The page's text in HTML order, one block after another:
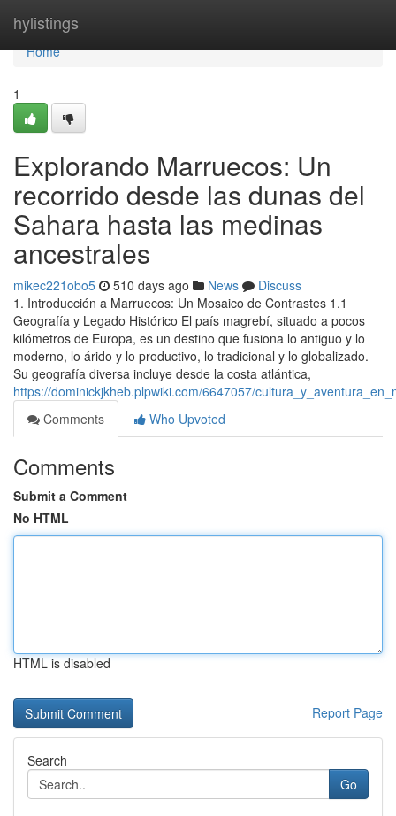
hylistings
Home
Home
1
Explorando Marruecos: Un
recorrido desde las dunas del
Sahara hasta las medinas
ancestrales
mikec221obo5 510 days ago News
Discuss
1. Introducción a Marruecos: Un Mosaico de Contrastes 1.1
Geografía y Legado Histórico El país magrebí, situado a pocos
kilómetros de Europa, es un destino que fusiona lo antiguo y lo
moderno, lo árido y lo productivo, lo tradicional y lo globalizado.
Su geografía diversa incluye desde la costa atlántica,
https://dominickjkheb.plpwiki.com/6647057/
Comments
Who Upvoted
Comments
Submit a Comment
No HTML
HTML is disabled
Report Page
Search
Go